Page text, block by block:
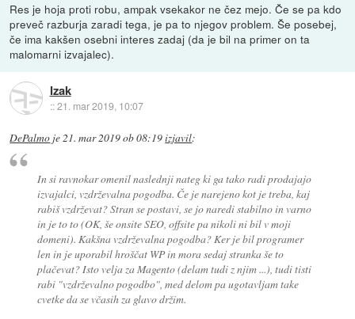
Res je hoja proti robu, ampak vsekakor ne čez mejo. Če se pa kdo
preveč razburja zaradi tega, je pa to njegov problem. Še posebej,
če ima kakšen osebni interes zadaj (da je bil na primer on ta
malomarni izvajalec).
Izak
::21. mar 2019, 10:07
DePalmo je 21. mar 2019 ob 08:19izjavil:
In si ravnokar omenil naslednji nateg ki ga tako radi prodajajo
izvajalci, vzdrževalna pogodba. Če je narejeno kot je treba, kaj
rabiš vzdrževat? Stran se postavi, se jo naredi stabilno in varno
in je to to (OK, še onsite SEO, offsite pa nikoli ni bil v moji
domeni). Kakšna vzdrževalna pogodba? Ker je bil programer
len in je uporabil hroščat WP in mora sedaj stranka še to
plačevat? Isto velja za Magento (delam tudi z njim ...), tudi tisti
rabi "vzdrževalno pogodbo", med delom pa ugotavljam take
cvetke da se včasih za glavo držim.